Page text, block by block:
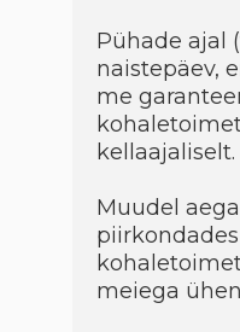
Pühade ajal
naistepäev,
me
kellaajaliselt.
Muudel
piirkondades
meiega